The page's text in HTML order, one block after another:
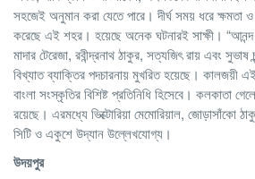
সহজেই অনুমান করা যেতে পারে। দীর্ঘ সময় ধরে ক্ষমতা
করেছে এই শহর। হয়েছে অনেক ঘটনারই সাক্ষী। “আনন্দ
মাদার টেরেজা, রবীন্দ্রনাথ ঠাকুর, সত্যজিৎ রায় এবং
বিখ্যাত ব্যাক্তির পদচারনায় মুখরিত হয়েছে। কালজয়ী
বাংলা সংস্কৃতির বিশিষ্ট প্রতিনিধি হিসেবে। কলকাতা
রয়েছে। এরমধ্যে ভিক্টোরিয়া মেমোরিয়াল, জোড়াসাঁকো
সিটি ও একুশে উদ্যান উল্লেখযোগ্য।
উদয়পুর